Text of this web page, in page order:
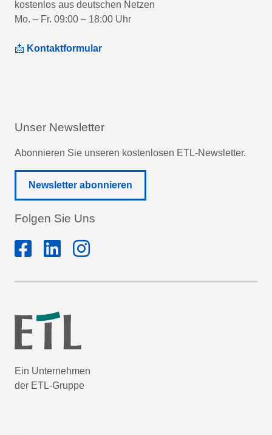
kostenlos aus deutschen Netzen
Mo. – Fr. 09:00 – 18:00 Uhr
📩 Kontaktformular
Unser Newsletter
Abonnieren Sie unseren kostenlosen ETL-Newsletter.
Newsletter abonnieren
Folgen Sie Uns
Ein Unternehmen
der ETL-Gruppe